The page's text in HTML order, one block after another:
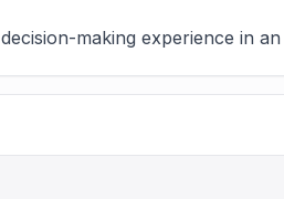
making experience in